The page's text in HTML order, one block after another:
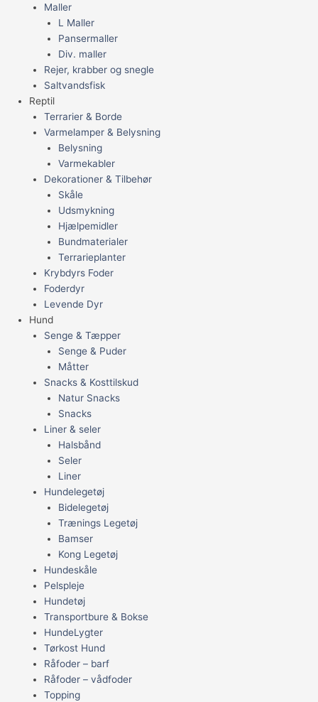
Maller
L Maller
Pansermaller
Div. maller
Rejer, krabber og snegle
Saltvandsfisk
Reptil
Terrarier & Borde
Varmelamper & Belysning
Belysning
Varmekabler
Dekorationer & Tilbehør
Skåle
Udsmykning
Hjælpemidler
Bundmaterialer
Terrarieplanter
Krybdyrs Foder
Foderdyr
Levende Dyr
Hund
Senge & Tæpper
Senge & Puder
Måtter
Snacks & Kosttilskud
Natur Snacks
Snacks
Liner & seler
Halsbånd
Seler
Liner
Hundelegetøj
Bidelegetøj
Trænings Legetøj
Bamser
Kong Legetøj
Hundeskåle
Pelspleje
Hundetøj
Transportbure & Bokse
HundeLygter
Tørkost Hund
Råfoder – barf
Råfoder – vådfoder
Topping